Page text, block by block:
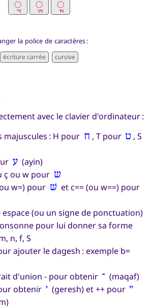
la police de caractères :
avec le clavier d'ordinateur :
majuscules : H pour ח , T pour ט , S
ע (ayin)
ç ou w pour ש
w=) pour שׁ et c== (ou w==) pour
(ou un signe de ponctuation)
pour lui donner sa forme
n, f, S
ajouter le dagesh : exemple b=
d'union - pour obtenir ־ (maqaf)
obtenir ׳ (geresh) et ++ pour ״